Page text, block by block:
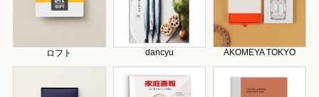
ロフト dancyu AKOMEYA TOKYO